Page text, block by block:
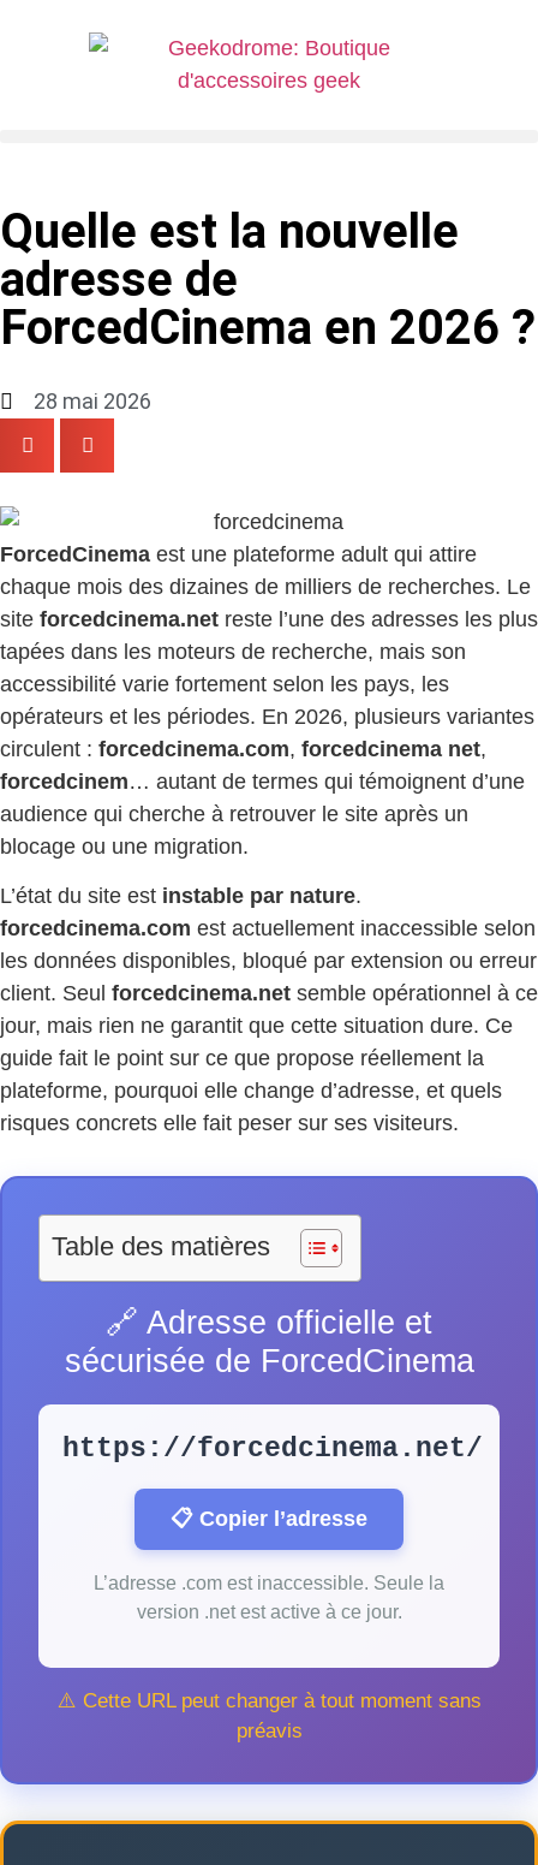
Quelle est la nouvelle
adresse de
ForcedCinema en 2026 ?
28 mai 2026
ForcedCinema est une plateforme adult qui attire
chaque mois des dizaines de milliers de recherches. Le
site forcedcinema.net reste l’une des adresses les plus
tapées dans les moteurs de recherche, mais son
accessibilité varie fortement selon les pays, les
opérateurs et les périodes. En 2026, plusieurs variantes
circulent : forcedcinema.com, forcedcinema net,
forcedcinem… autant de termes qui témoignent d’une
audience qui cherche à retrouver le site après un
blocage ou une migration.
L’état du site est instable par nature.
forcedcinema.com est actuellement inaccessible selon
les données disponibles, bloqué par extension ou erreur
client. Seul forcedcinema.net semble opérationnel à ce
jour, mais rien ne garantit que cette situation dure. Ce
guide fait le point sur ce que propose réellement la
plateforme, pourquoi elle change d’adresse, et quels
risques concrets elle fait peser sur ses visiteurs.
Table des matières
🔗 Adresse officielle et
sécurisée de ForcedCinema
https://forcedcinema.net/
📋 Copier l’adresse
L’adresse .com est inaccessible. Seule la
version .net est active à ce jour.
⚠️ Cette URL peut changer à tout moment sans
préavis